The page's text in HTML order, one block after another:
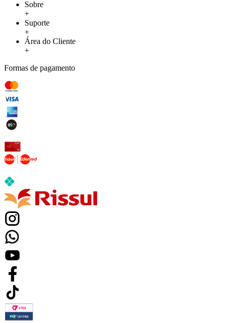
Sobre
+
Suporte
+
Área do Cliente
+
Formas de pagamento